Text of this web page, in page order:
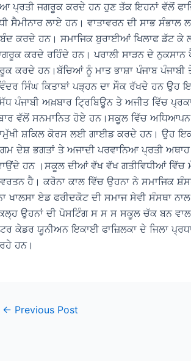
ਪ੍ਰਤੀ ਜਗਰੂਕ ਕਰਦੇ ਹਨ ਹੁਣ ਤੱਕ ਇਹਨਾਂ ਵੱਲੋਂ
ਸੈਮੀਨਾਰ ਲਾਏ ਹਨ। ਵਾਤਾਵਰਨ ਦੀ ਸਾਭ
ਕਰਦੇ ਹਨ। ਸਮਾਜਿਕ ਬੁਰਾਈਆਂ ਖਿਲਾਫ ਡੱਟ ਕੇ
ਕਰਦੇ ਰਹਿੰਦੇ ਹਨ। ਪਰਾਲੀ ਸਾੜਨ ਦੇ ਨੁਕਸਾਨ
ਕਰਦੇ ਹਨ।ਬੱਚਿਆਂ ਨੂੰ ਮਾਤ ਭਾਸ਼ਾ ਪੰਜਾਬ
ਸਿੰਘ ਕਿਤਾਬਾਂ ਪੜ੍ਹਨ ਦਾ ਸੌਕ ਰੱਖਦੇ ਹਨ ਉਹ
ਪੰਜਾਬੀ ਅਖ਼ਬਾਰ ਟ੍ਰਿਬਿਊਨ ਤੇ ਅਜੀਤ ਵਿੱਚ
ਵੱਲੋਂ ਸਨਮਾਨਿਤ ਹੋਏ ਹਨ।ਸਕੂਲ ਵਿੱਚ
ਸ਼ਕਿਲ ਕੋਰਸ ਲਈ ਗਾਈਡ ਕਰਦੇ ਹਨ। ਉਹ
ਦੇਸ਼ ਭਗਤਾਂ ਤੇ ਅਜਾਦੀ ਪਰਵਾਨਿਆ ਪ੍ਰਤੀ
ਹਨ ।ਸਕੂਲ ਦੀਆਂ ਵੱਖ ਵੱਖ ਗਤੀਵਿਧੀਆਂ ਵਿੱਚ
ਹੈ। ਕਰੋਨਾ ਕਾਲ ਵਿੱਚ ਉਹਨਾ ਨੇ ਸਮਾਜਿਕ
ਖਾਲਸਾ ਏਡ ਫਰੀਦਕੋਟ ਦੀ ਸਮਾਜ ਸੇਵੀ ਸੰਸਥਾ
ਉਹਨਾਂ ਦੀ ਪੋਸਟਿੰਗ ਸ ਸ ਸ ਸਕੂਲ ਚੱਕ ਬਨ
ਕੇਡਰ ਯੂਨੀਅਨ ਇਕਾਈ ਫਾਜ਼ਿਲਕਾ ਦੇ ਜਿਲਾ
ਹਨ।
← Previous Post